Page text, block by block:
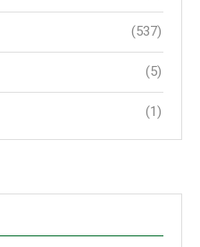
(537)
(5)
(1)